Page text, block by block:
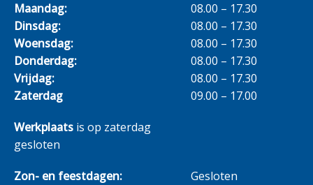
Maandag:
08.00 – 17.30
Dinsdag:
08.00 – 17.30
Woensdag:
08.00 – 17.30
Donderdag:
08.00 – 17.30
Vrijdag:
08.00 – 17.30
Zaterdag
09.00 – 17.00
Werkplaats is op zaterdag
gesloten
Zon- en feestdagen: Gesloten